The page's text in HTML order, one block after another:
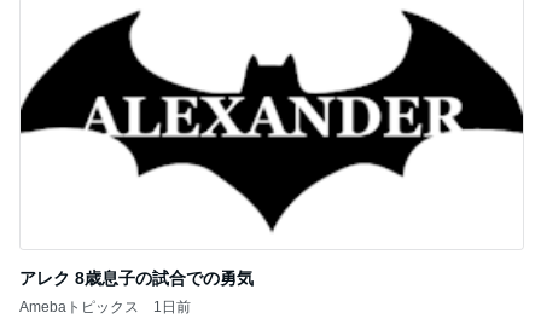
アレク 8歳息子の試合での勇気
Amebaトピックス 1日前